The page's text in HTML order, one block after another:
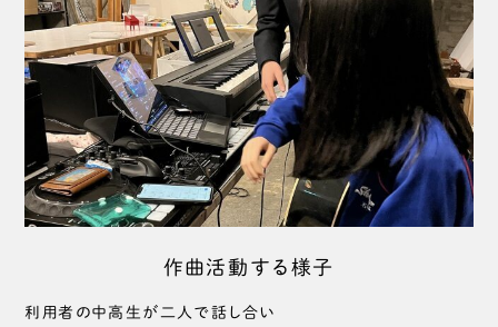
作曲活動する様子
利用者の中高生が二人で話し合い